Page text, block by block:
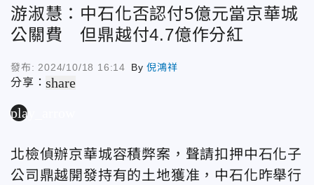
游淑慧：中石化否認付5億元當京華城
公關費 但鼎越付4.7億作分紅
發布: 2024/10/18 16:14 By倪鴻祥
分享：share
play_arrow
北檢偵辦京華城容積弊案，聲請扣押中石化子
公司鼎越開發持有的土地獲准，中石化昨舉行